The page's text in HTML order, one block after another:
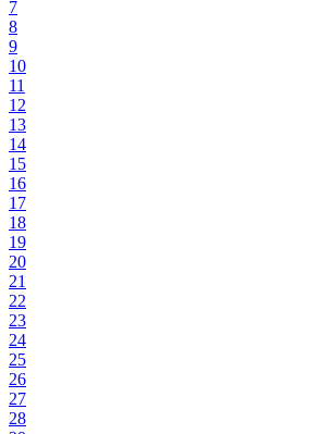
7
8
9
10
11
12
13
14
15
16
17
18
19
20
21
22
23
24
25
26
27
28